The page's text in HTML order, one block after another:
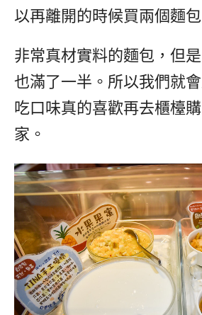
以再離開的時候買兩個麵
非常真材實料的麵包，但
也滿了一半。所以我們就
吃口味真的喜歡再去櫃檯
家。